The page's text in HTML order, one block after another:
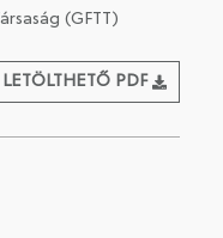
(GFTT)
LETÖLTHETŐ PDF